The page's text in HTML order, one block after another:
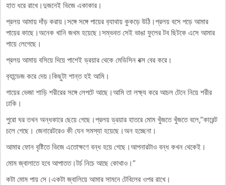
হাত ধরে রাখে।দুজনেই ভিজে একাকার।
প্রলয় আমায় দাঁড় করায়।সঙ্গে সঙ্গে পায়ের ব‍্যাথায় কুকড়ে উঠি।প্রলয় বসে পড়ে আমার
পায়ের কাছে।অনেক খানি জখম হয়েছে।সম্ভবত সেই ভাঙা ফুলের টব ছিটকে এসে আমার
পায়ে লেগেছে।
প্রলয় আমায় বসিয়ে দিয়ে পাশেই ড্রয়ার থেকে মেডিসিন বক্স বের করে।
ব‍্যান্ডেজ করে দেয়।কিছুটা শান্ত হই আমি।
গায়ের ভেজা শাড়ি শরীরের সঙ্গে লেপটে আছে।আমি তা লক্ষ্য করে আচল টেনে নিয়ে শরীর
ঢাকি।
পুরো ঘর তখন অন্ধকারে ছেয়ে গেছে।প্রলয় ড্রয়ার হাতরে মোম খুঁজতে খুঁজতে বলে,”কারেন্ট
চলে গেছে। জেনারেটরেও কী যেন সমস্যা হয়েছে।অন হচ্ছেনা।
আমার ফোন বৃষ্টিতে ভিজে এতোক্ষণে বন্ধ হয়ে গেছে।আপনারটাও বন্ধ কখন থেকেই।
মোম জ্বালাতে হবে আপাতত।টর্চ নিচে আছে কোথাও।”
কটা মোম পায় সে।একটা জ্বালিয়ে আমার সামনে টেবিলের ওপর রাখে।